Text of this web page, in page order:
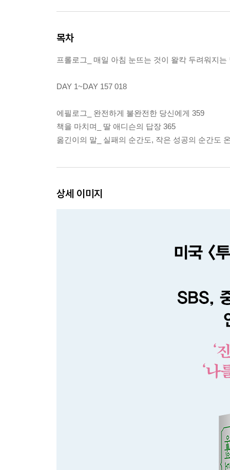
목차
프롤로그_ 매일 아침 눈뜨는 것이 왈칵 두려워지는
DAY 1~DAY 157 018
에필로그_ 완전하게 불완전한 당신에게 359
책을 마치며_ 딸 애디슨의 답장 365
옮긴이의 말_ 실패의 순간도, 작은 성공의 순간도
상세 이미지